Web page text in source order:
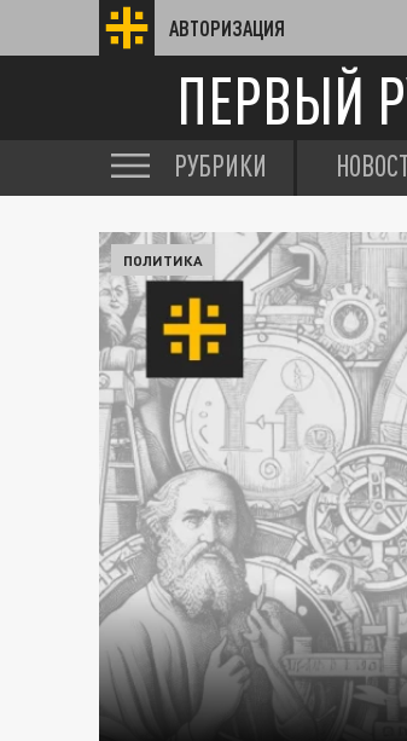
АВТОРИЗАЦИЯ
ПЕРВЫЙ
РУБРИКИ
ПОЛИТИКА